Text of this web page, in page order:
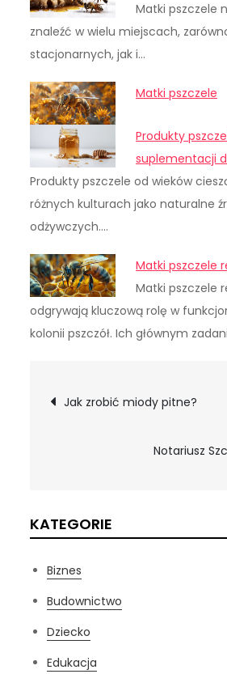
Matki pszczele
znaleźć w wielu miejscach,
stacjonarnych, jak i…
Matki pszczele
Produkty
suplementacji
Produkty pszczele od wieków
różnych kulturach jako naturalne
odżywczych.…
Matki pszczele
Matki pszczele
odgrywają kluczową rolę w
kolonii pszczół. Ich głównym
Nawigacja
Jak zrobić miody pitne?
Notariusz
KATEGORIE
Biznes
Budownictwo
Dziecko
Edukacja